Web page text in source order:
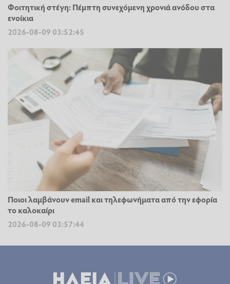
Φοιτητική στέγη: Πέμπτη συνεχόμενη χρονιά ανόδου στα
ενοίκια
2026-08-09 03:52:45
Ποιοι λαμβάνουν email και τηλεφωνήματα από την εφορία
το καλοκαίρι
2026-08-09 03:57:44